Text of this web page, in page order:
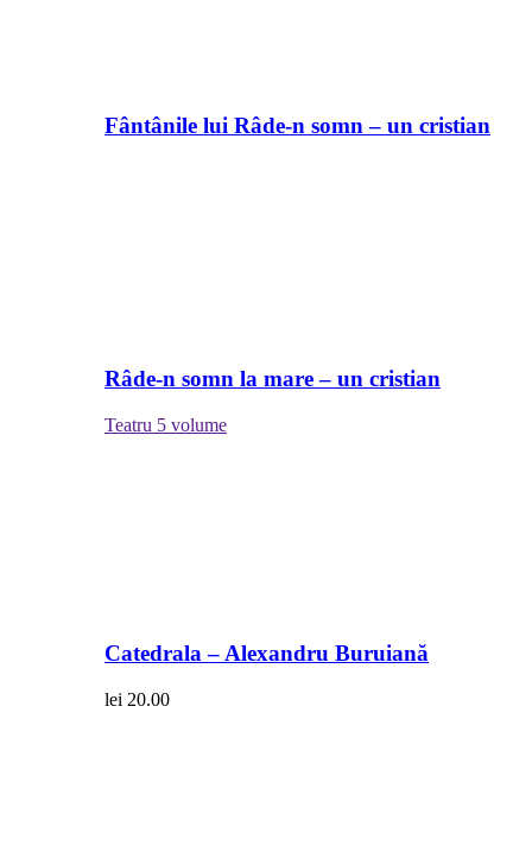
Fântânile lui Râde-n somn – un cristian
Râde-n somn la mare – un cristian
Teatru 5 volume
Catedrala – Alexandru Buruiană
lei 20.00